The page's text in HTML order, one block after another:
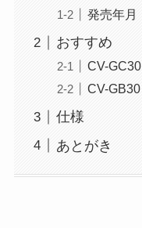
発売年月
おすすめ
CV-GC30
CV-GB30
仕様
あとがき